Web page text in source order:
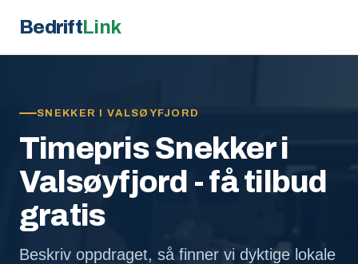
BedriftLink
SNEKKER I VALSØYFJORD
Timepris Snekker i
Valsøyfjord - få tilbud
gratis
Beskriv oppdraget, så finner vi dyktige lokale